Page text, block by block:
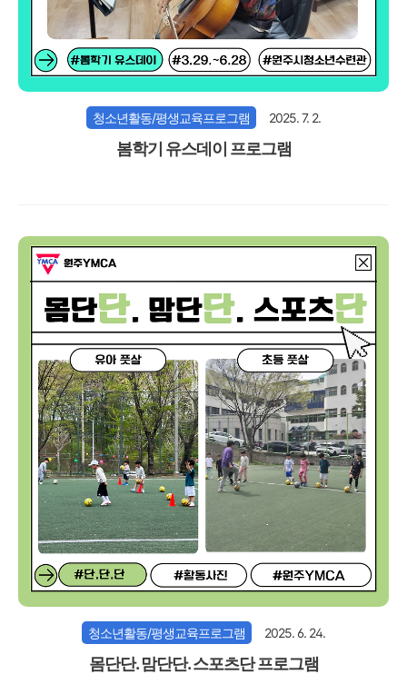
청소년활동/평생교육프로그램 2025. 7. 2.
봄학기 유스데이 프로그램
청소년활동/평생교육프로그램 2025. 6. 24.
몸단단. 맘단단. 스포츠단 프로그램